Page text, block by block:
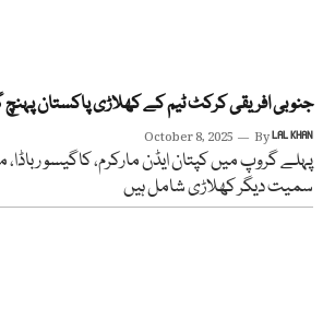
جنوبی افریقی کرکٹ ٹیم کے کھلاڑی پاکستان
October 8, 2025 ByLAL KHAN
پہلے گروپ میں کپتان ایڈن مارکرم، کاگیسو
سمیت دیگر کھلاڑی شامل ہیں